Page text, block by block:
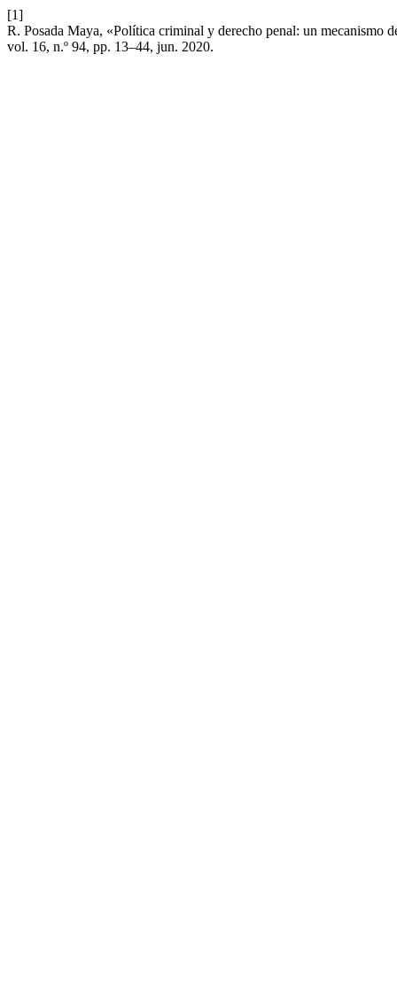
[1]
R. Posada Maya, «Política criminal y derecho penal: un mecanismo
vol. 16, n.º 94, pp. 13–44, jun. 2020.